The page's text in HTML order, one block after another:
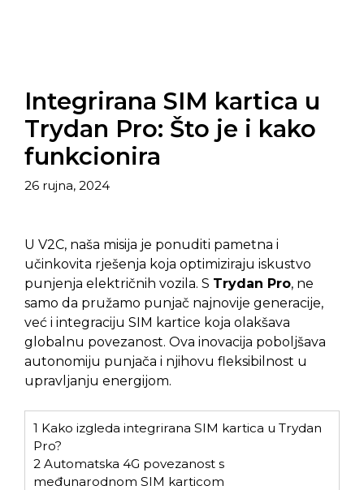
Integrirana SIM kartica u
Trydan Pro: Što je i kako
funkcionira
26 rujna, 2024
U V2C, naša misija je ponuditi pametna i
učinkovita rješenja koja optimiziraju iskustvo
punjenja električnih vozila. S Trydan Pro, ne
samo da pružamo punjač najnovije generacije,
već i integraciju SIM kartice koja olakšava
globalnu povezanost. Ova inovacija poboljšava
autonomiju punjača i njihovu fleksibilnost u
upravljanju energijom.
1 Kako izgleda integrirana SIM kartica u Trydan
Pro?
2 Automatska 4G povezanost s
međunarodnom SIM karticom